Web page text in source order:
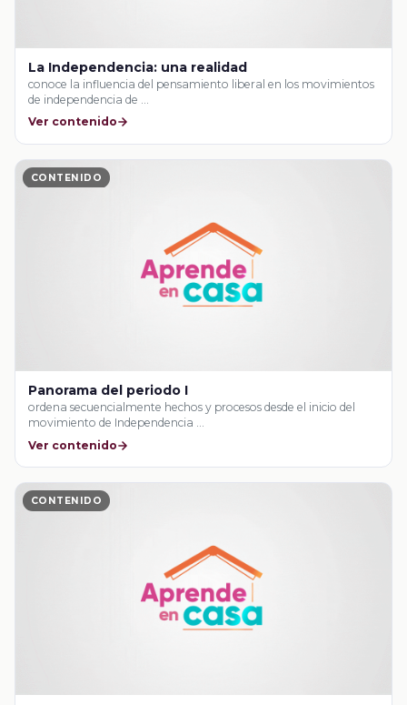
La Independencia: una realidad
conoce la influencia del pensamiento liberal en los movimientos
de independencia de …
Ver contenido
CONTENIDO
Panorama del periodo I
ordena secuencialmente hechos y procesos desde el inicio del
movimiento de Independencia …
Ver contenido
CONTENIDO